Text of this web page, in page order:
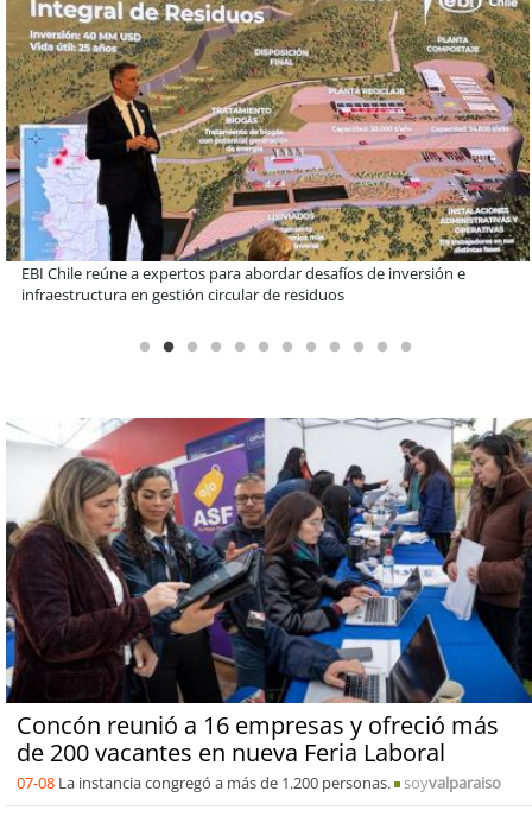
Más de 1.600 alumnos han sido parte de programa Súper Sano de
Sopraval en lo que va del año
Concón reunió a 16 empresas y ofreció más
de 200 vacantes en nueva Feria Laboral
07-08 La instancia congregó a más de 1.200 personas. soyvalparaiso